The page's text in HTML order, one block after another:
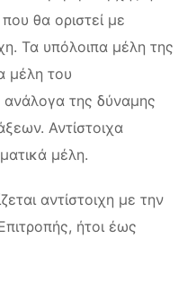
θα οριστεί με
Τα υπόλοιπα μέλη της
μέλη του
ανάλογα της δύναμης
Αντίστοιχα
μέλη.
αντίστοιχη με την
ήτοι έως